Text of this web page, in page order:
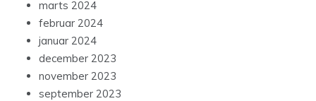
marts 2024
februar 2024
januar 2024
december 2023
november 2023
september 2023